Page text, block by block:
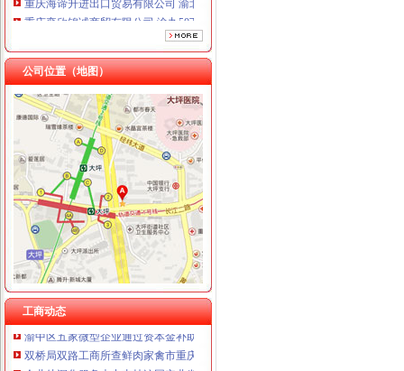
重庆奕欣锦诚商贸有限公司 渝九50万 （工商注册）
重庆信同广告有限公司 渝沙50万 （工商注册）
重庆宝鹰汽车销售有限公司
公司位置（地图）
工商动态
工商动态
市局六项措施推进“双”重庆营业执照注销行动后期工作
垫江局重庆代办公司造微企孵化园推进微型企业快速发展
市重庆代办公司局下发文件严肃微型企业发展工作纪律
江津局重庆税务注销以四个注重为抓手大力发展微型企业
渝北局三条措施加中秋、重庆营业执照注销国庆期间旅游市场监管
秀山县创先争优检查组对秀山局重庆代办公司工作提出三点要求
彭水局重庆公司注销规范芋合同促农户万元增收
渝中区五家微型企业通过资本金补助评审
双桥局双路工商所查鲜肉家禽市重庆分公司注销场保秩序
企业处深化服务大力支持沁园实业发展壮大